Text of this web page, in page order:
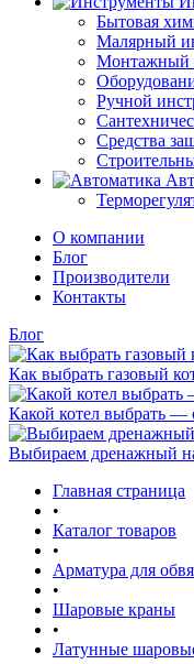
Бытовая
Малярный
Монтажный
Ручной
Средства
О компании
Блог
Производители
Контакты
Блог
Как выбрать газовый
Какой котел выбрать —
Выбираем дренажный
Главная страница
•
Каталог товаров
•
Арматура для
•
Шаровые краны
•
Латунные